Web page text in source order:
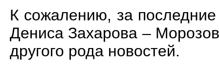
К сожалению, за
Дениса Захарова –
другого рода новостей.